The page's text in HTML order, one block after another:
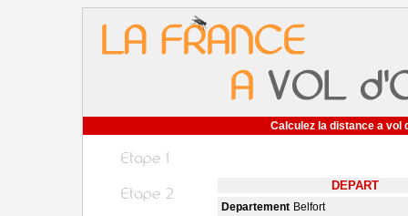
Calculez la distance a vol
DEPART
Departement Belfort